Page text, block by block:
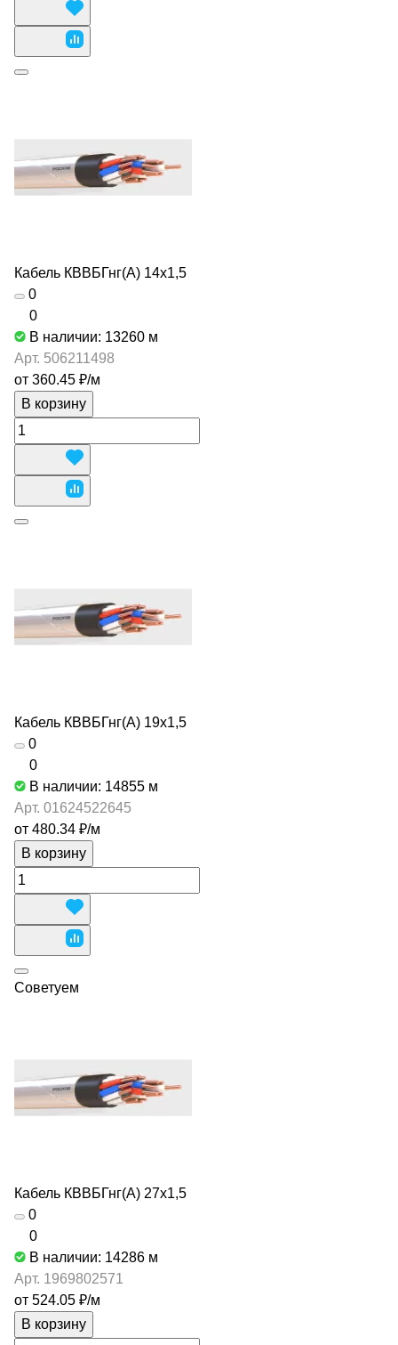
Кабель КВВБГнг(А) 14х1,5
0
0
В наличии: 13260 м
Арт. 506211498
от 360.45 ₽/м
В корзину
Кабель КВВБГнг(А) 19х1,5
0
0
В наличии: 14855 м
Арт. 01624522645
от 480.34 ₽/м
В корзину
Советуем
Кабель КВВБГнг(А) 27х1,5
0
0
В наличии: 14286 м
Арт. 1969802571
от 524.05 ₽/м
В корзину